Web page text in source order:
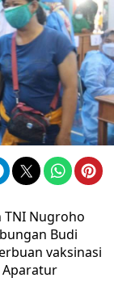
TNI Nugroho
Budi
vaksinasi
Aparatur